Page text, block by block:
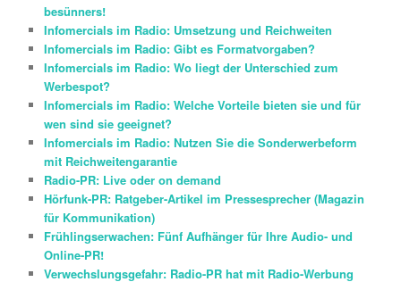
besünners!
Infomercials im Radio: Umsetzung und Reichweiten
Infomercials im Radio: Gibt es Formatvorgaben?
Infomercials im Radio: Wo liegt der Unterschied zum
Werbespot?
Infomercials im Radio: Welche Vorteile bieten sie und für
wen sind sie geeignet?
Infomercials im Radio: Nutzen Sie die Sonderwerbeform
mit Reichweitengarantie
Radio-PR: Live oder on demand
Hörfunk-PR: Ratgeber-Artikel im Pressesprecher (Magazin
für Kommunikation)
Frühlingserwachen: Fünf Aufhänger für Ihre Audio- und
Online-PR!
Verwechslungsgefahr: Radio-PR hat mit Radio-Werbung